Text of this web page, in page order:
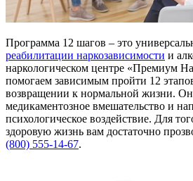
Программа 12 шагов – это
реабилитации наркозависимости и
наркологическом центре «Премиум
помогаем зависимым пройти 12
возвращении к нормальной жизни.
медикаментозное вмешательство и
психологическое воздействие. Для
здоровую жизнь вам достаточно
(800) 555-14-67.